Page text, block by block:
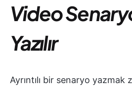
Video
Yazılır
Ayrıntılı bir senaryo